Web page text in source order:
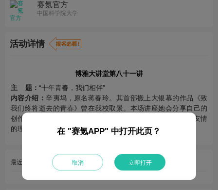
赛氪官方
中国科学院大学
活动详情
博雅大讲堂第八十一讲
主
题： “十年青春，我们相伴”
内容介绍：辛夷坞，原名蒋春玲。其首部搬上大银幕的作品《致
我们终将逝去的青春》曾在我校取景。本场讲座她会分享自己的
创作经验，并会和大家面对面的交流自己对于青春、亲情、友情
的理解。
最近参与
在 "赛氪APP" 中打开此页？
取消 立即打开